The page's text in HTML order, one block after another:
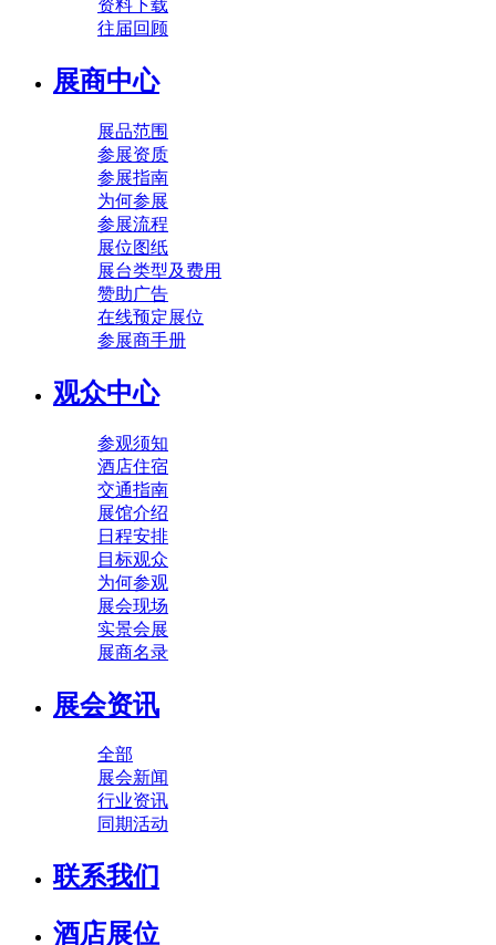
资料下载
往届回顾
展商中心
展品范围
参展资质
参展指南
为何参展
参展流程
展位图纸
展台类型及费用
赞助广告
在线预定展位
参展商手册
观众中心
参观须知
酒店住宿
交通指南
展馆介绍
日程安排
目标观众
为何参观
展会现场
实景会展
展商名录
展会资讯
全部
展会新闻
行业资讯
同期活动
联系我们
酒店展位